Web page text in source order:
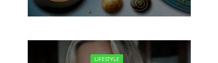
LIFESTYLE